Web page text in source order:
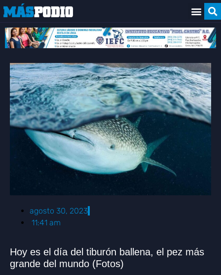
agosto 30, 2023
11:41 am
Hoy es el día del tiburón ballena, el pez más
grande del mundo (Fotos)